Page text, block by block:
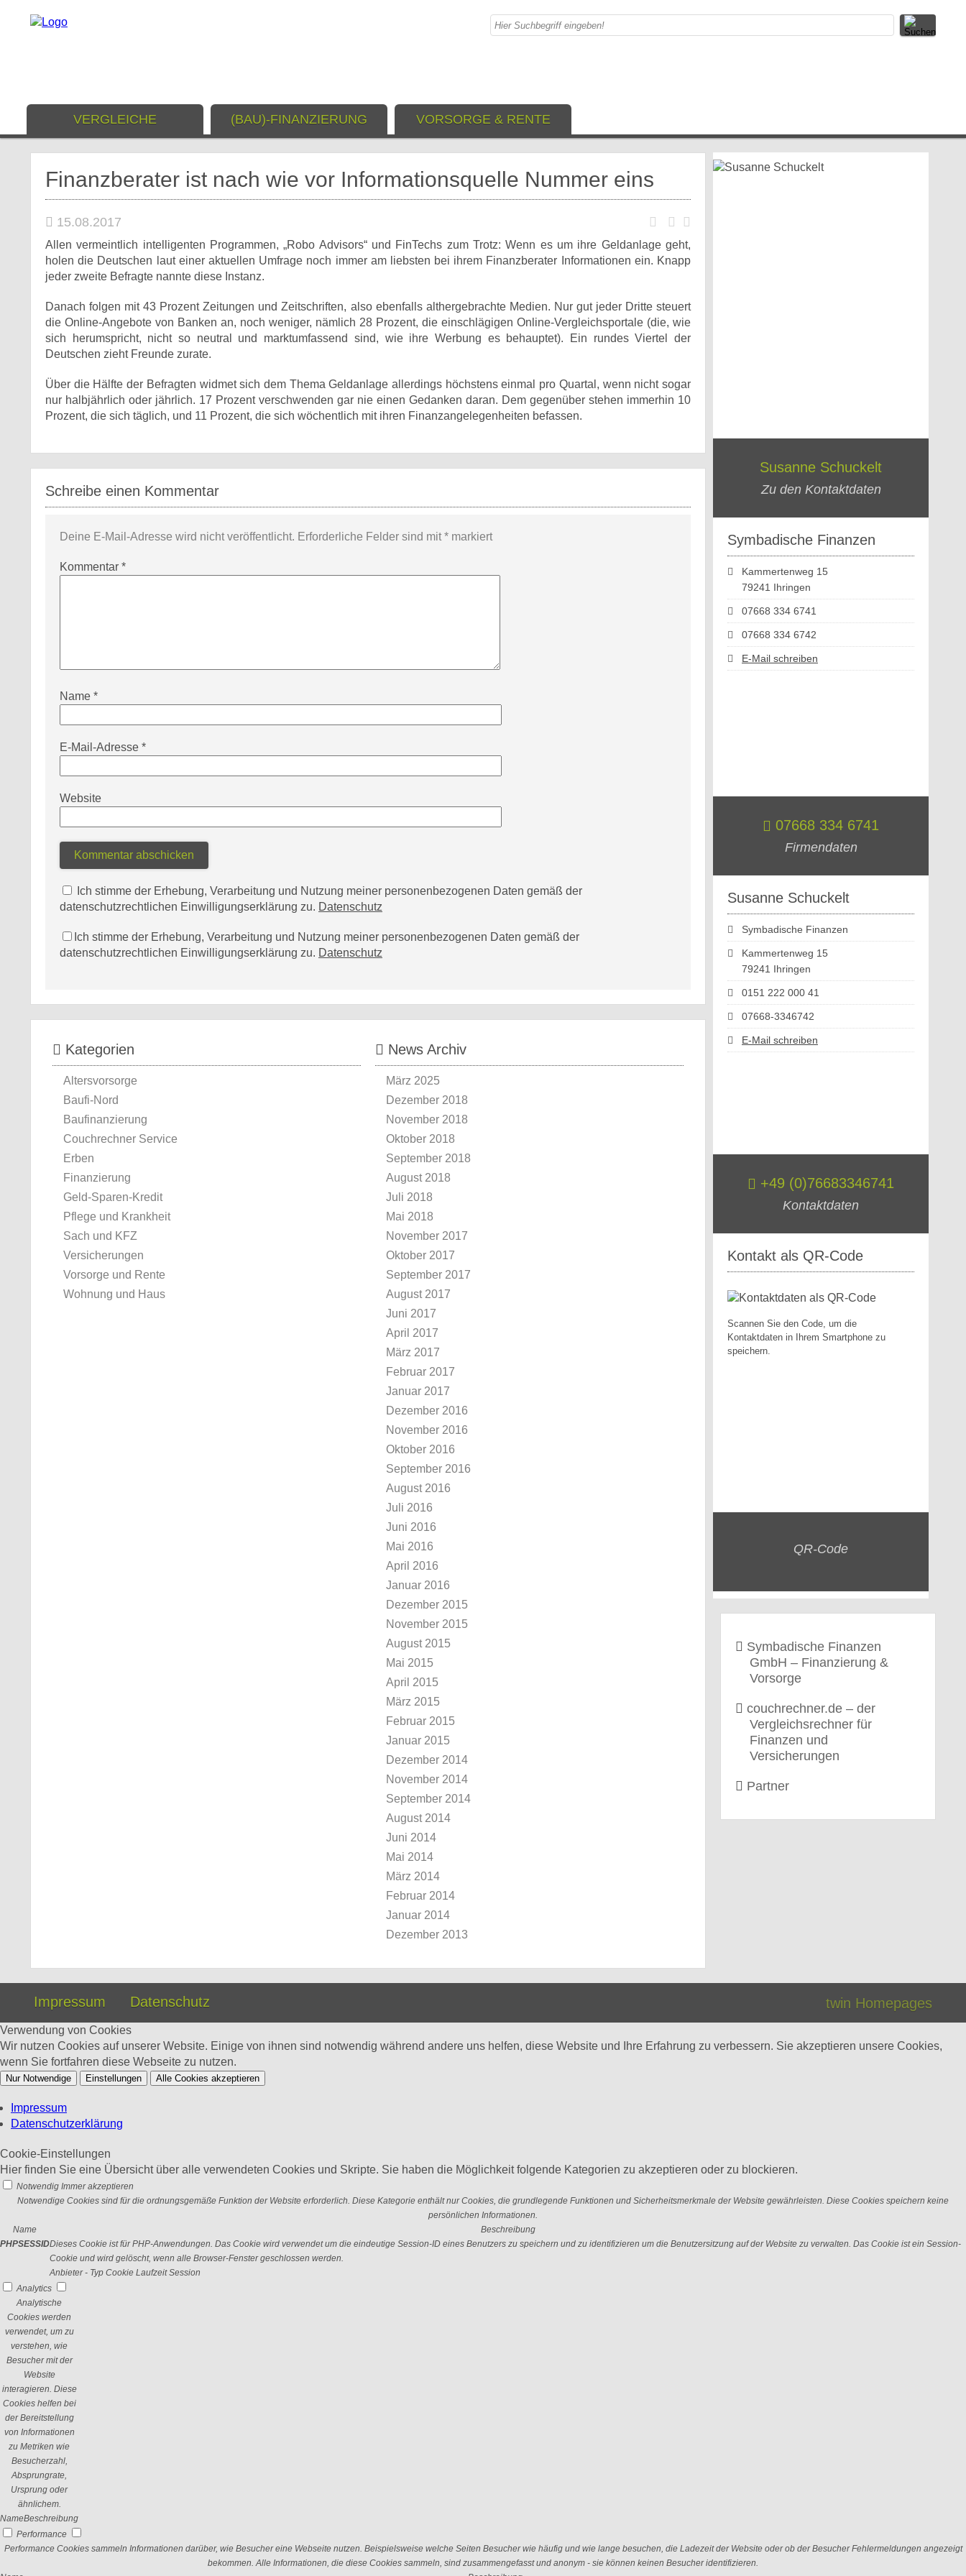
VERGLEICHE (BAU)-FINANZIERUNG VORSORGE & RENTE
Susanne Schuckelt
Zu den Kontaktdaten
Symbadische Finanzen
Kammertenweg 15
79241 Ihringen
07668 334 6741
07668 334 6742
E-Mail schreiben
07668 334 6741
Firmendaten
Susanne Schuckelt
Symbadische Finanzen
Kammertenweg 15
79241 Ihringen
0151 222 000 41
07668-3346742
E-Mail schreiben
+49 (0)76683346741
Kontaktdaten
Kontakt als QR-Code
Scannen Sie den Code, um die
Kontaktdaten in Ihrem Smartphone zu
speichern.
QR-Code
Symbadische Finanzen
GmbH – Finanzierung &
Vorsorge
couchrechner.de – der
Vergleichsrechner für
Finanzen und
Versicherungen
Partner
Finanzberater ist nach wie vor Informationsquelle Nummer eins
15.08.2017
Allen vermeintlich intelligenten Programmen, „Robo Advisors“ und FinTechs zum Trotz: Wenn es um ihre Geldanlage geht,
holen die Deutschen laut einer aktuellen Umfrage noch immer am liebsten bei ihrem Finanzberater Informationen ein. Knapp
jeder zweite Befragte nannte diese Instanz.
Danach folgen mit 43 Prozent Zeitungen und Zeitschriften, also ebenfalls althergebrachte Medien. Nur gut jeder Dritte steuert
die Online-Angebote von Banken an, noch weniger, nämlich 28 Prozent, die einschlägigen Online-Vergleichsportale (die, wie
sich herumspricht, nicht so neutral und marktumfassend sind, wie ihre Werbung es behauptet). Ein rundes Viertel der
Deutschen zieht Freunde zurate.
Über die Hälfte der Befragten widmet sich dem Thema Geldanlage allerdings höchstens einmal pro Quartal, wenn nicht sogar
nur halbjährlich oder jährlich. 17 Prozent verschwenden gar nie einen Gedanken daran. Dem gegenüber stehen immerhin 10
Prozent, die sich täglich, und 11 Prozent, die sich wöchentlich mit ihren Finanzangelegenheiten befassen.
Schreibe einen Kommentar
Deine E-Mail-Adresse wird nicht veröffentlicht. Erforderliche Felder sind mit * markiert
Kommentar *
Name *
E-Mail-Adresse *
Website
Ich stimme der Erhebung, Verarbeitung und Nutzung meiner personenbezogenen Daten gemäß der
datenschutzrechtlichen Einwilligungserklärung zu. Datenschutz
Ich stimme der Erhebung, Verarbeitung und Nutzung meiner personenbezogenen Daten gemäß der
datenschutzrechtlichen Einwilligungserklärung zu. Datenschutz
Kategorien
Altersvorsorge
Baufi-Nord
Baufinanzierung
Couchrechner Service
Erben
Finanzierung
Geld-Sparen-Kredit
Pflege und Krankheit
Sach und KFZ
Versicherungen
Vorsorge und Rente
Wohnung und Haus
News Archiv
März 2025
Dezember 2018
November 2018
Oktober 2018
September 2018
August 2018
Juli 2018
Mai 2018
November 2017
Oktober 2017
September 2017
August 2017
Juni 2017
April 2017
März 2017
Februar 2017
Januar 2017
Dezember 2016
November 2016
Oktober 2016
September 2016
August 2016
Juli 2016
Juni 2016
Mai 2016
April 2016
Januar 2016
Dezember 2015
November 2015
August 2015
Mai 2015
April 2015
März 2015
Februar 2015
Januar 2015
Dezember 2014
November 2014
September 2014
August 2014
Juni 2014
Mai 2014
März 2014
Februar 2014
Januar 2014
Dezember 2013
Impressum Datenschutz twin Homepages
Verwendung von Cookies
Wir nutzen Cookies auf unserer Website. Einige von ihnen sind notwendig während andere uns helfen, diese Website und Ihre Erfahrung zu verbessern. Sie akzeptieren unsere Cookies,
wenn Sie fortfahren diese Webseite zu nutzen.
Nur Notwendige Einstellungen Alle Cookies akzeptieren
Impressum
Datenschutzerklärung
Cookie-Einstellungen
Hier finden Sie eine Übersicht über alle verwendeten Cookies und Skripte. Sie haben die Möglichkeit folgende Kategorien zu akzeptieren oder zu blockieren.
Notwendig Immer akzeptieren
Notwendige Cookies sind für die ordnungsgemäße Funktion der Website erforderlich. Diese Kategorie enthält nur Cookies, die grundlegende Funktionen und Sicherheitsmerkmale der Website gewährleisten. Diese Cookies speichern keine
persönlichen Informationen.
Name
Beschreibung
PHPSESSIDDieses Cookie ist für PHP-Anwendungen. Das Cookie wird verwendet um die eindeutige Session-ID eines Benutzers zu speichern und zu identifizieren um die Benutzersitzung auf der Website zu verwalten. Das Cookie ist ein Session-
Cookie und wird gelöscht, wenn alle Browser-Fenster geschlossen werden.
Anbieter - Typ Cookie Laufzeit Session
Analytics
Analytische
Cookies werden
verwendet, um zu
verstehen, wie
Besucher mit der
Website
interagieren. Diese
Cookies helfen bei
der Bereitstellung
von Informationen
zu Metriken wie
Besucherzahl,
Absprungrate,
Ursprung oder
ähnlichem.
NameBeschreibung
Performance
Performance Cookies sammeln Informationen darüber, wie Besucher eine Webseite nutzen. Beispielsweise welche Seiten Besucher wie häufig und wie lange besuchen, die Ladezeit der Website oder ob der Besucher Fehlermeldungen angezeigt
bekommen. Alle Informationen, die diese Cookies sammeln, sind zusammengefasst und anonym - sie können keinen Besucher identifizieren.